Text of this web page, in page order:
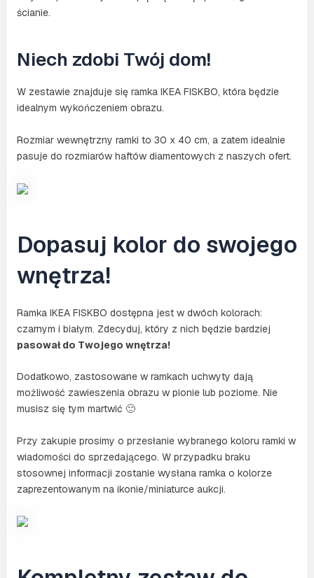
ścianie.
Niech zdobi Twój dom!
W zestawie znajduje się ramka IKEA FISKBO, która będzie
idealnym wykończeniem obrazu.
Rozmiar wewnętrzny ramki to 30 x 40 cm, a zatem idealnie
pasuje do rozmiarów haftów diamentowych z naszych ofert.
Dopasuj kolor do swojego
wnętrza!
Ramka IKEA FISKBO dostępna jest w dwóch kolorach:
czarnym i białym. Zdecyduj, który z nich będzie bardziej
pasował do Twojego wnętrza!
Dodatkowo, zastosowane w ramkach uchwyty dają
możliwość zawieszenia obrazu w pionie lub poziome. Nie
musisz się tym martwić 🙂
Przy zakupie prosimy o przesłanie wybranego koloru ramki w
wiadomości do sprzedającego. W przypadku braku
stosownej informacji zostanie wysłana ramka o kolorze
zaprezentowanym na ikonie/miniaturce aukcji.